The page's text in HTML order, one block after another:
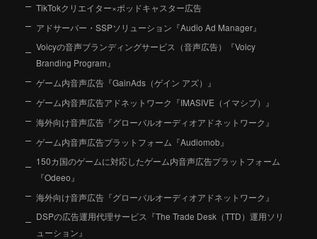
TikTokクリエイター×ポッドキャスター広告
アドサーバー・SSPソリューション『Audio Ad Manager』
Voicyの音声ブランディングサービス（音声広告）『Voicy
Branding Program』
ゲーム内音声広告『GainAds（ゲイン アズ）』
ゲーム内音声広告アドネットワーク『IMASIVE（イマシブ）』
海外向け音声広告『グローバルオーディオアドネットワーク』
ゲーム内音声広告プラットフォーム『Audiomob』
150カ国のゲームに対応したゲーム内音声広告プラットフォーム
『Odeeo』
海外向け音声広告『グローバルオーディオアドネットワーク』
DSPの広告運用代理サービス『The Trade Desk（TTD）運用ソリ
ューション』